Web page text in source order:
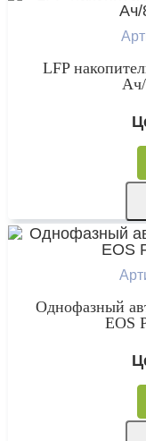
LFP
Однофазный
EOS